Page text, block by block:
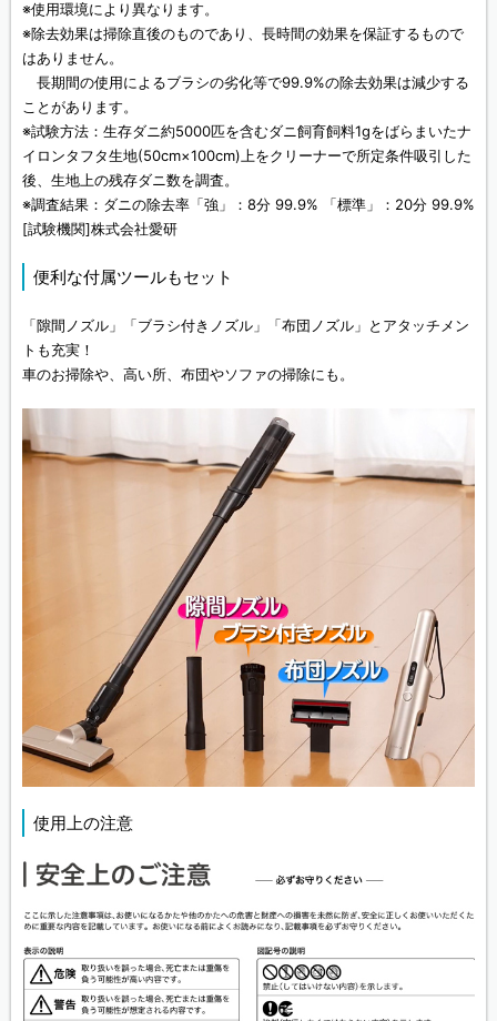
※使用環境により異なります。
※除去効果は掃除直後のものであり、長時間の効果を保証するもので
はありません。
長期間の使用によるブラシの劣化等で99.9%の除去効果は減少する
ことがあります。
※試験方法：生存ダニ約5000匹を含むダニ飼育飼料1gをばらまいたナ
イロンタフタ生地(50cm×100cm)上をクリーナーで所定条件吸引した
後、生地上の残存ダニ数を調査。
※調査結果：ダニの除去率「強」：8分 99.9% 「標準」：20分 99.9%
[試験機関]株式会社愛研
便利な付属ツールもセット
「隙間ノズル」「ブラシ付きノズル」「布団ノズル」とアタッチメン
トも充実！
車のお掃除や、高い所、布団やソファの掃除にも。
使用上の注意